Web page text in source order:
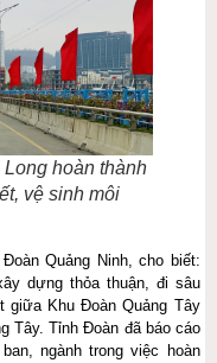
hoàn thành
vệ sinh môi
Quảng Ninh, cho biết:
dựng thỏa thuận, đi sâu
giữa Khu Đoàn Quảng Tây
Tây. Tỉnh Đoàn đã báo cáo
ngành trong việc hoàn